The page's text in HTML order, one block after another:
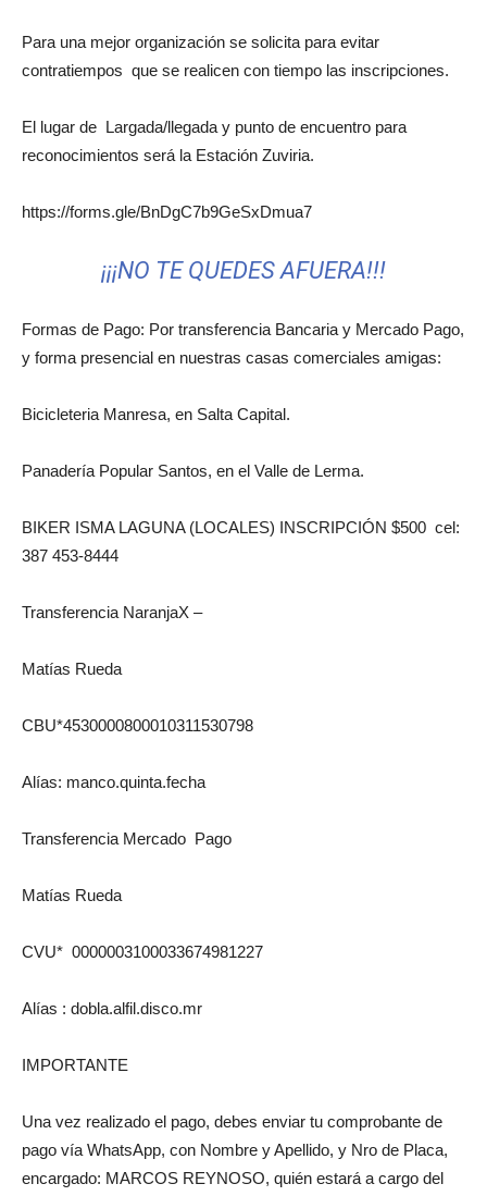
Para una mejor organización se solicita para evitar
contratiempos que se realicen con tiempo las inscripciones.
El lugar de Largada/llegada y punto de encuentro para
reconocimientos será la Estación Zuviria.
https://forms.gle/BnDgC7b9GeSxDmua7
¡¡¡NO TE QUEDES AFUERA!!!
Formas de Pago: Por transferencia Bancaria y Mercado Pago,
y forma presencial en nuestras casas comerciales amigas:
Bicicleteria Manresa, en Salta Capital.
Panadería Popular Santos, en el Valle de Lerma.
BIKER ISMA LAGUNA (LOCALES) INSCRIPCIÓN $500 cel:
387 453-8444
Transferencia NaranjaX –
Matías Rueda
CBU*4530000800010311530798
Alías: manco.quinta.fecha
Transferencia Mercado Pago
Matías Rueda
CVU* 0000003100033674981227
Alías : dobla.alfil.disco.mr
IMPORTANTE
Una vez realizado el pago, debes enviar tu comprobante de
pago vía WhatsApp, con Nombre y Apellido, y Nro de Placa,
encargado: MARCOS REYNOSO, quién estará a cargo del